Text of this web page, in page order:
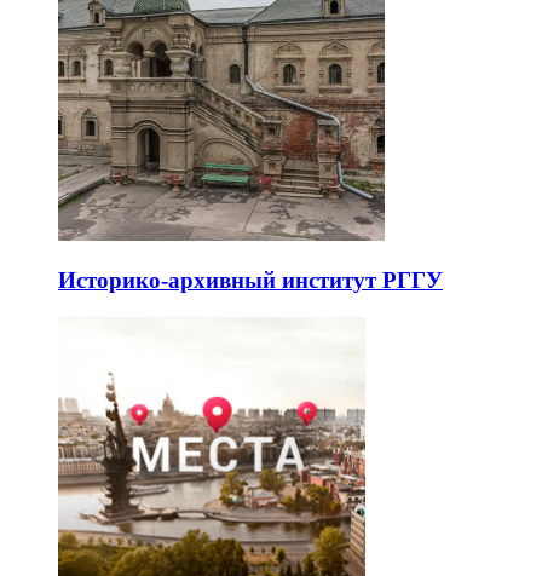
Историко-архивный институт РГГУ